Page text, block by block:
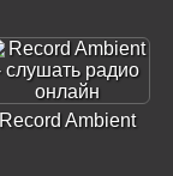
Record Ambient